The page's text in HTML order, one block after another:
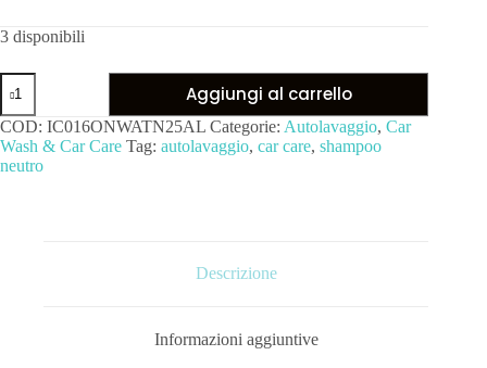
3 disponibili
Aggiungi al carrello
COD: IC016ONWATN25AL Categorie: Autolavaggio, Car
Wash & Car Care Tag: autolavaggio, car care, shampoo
neutro
Descrizione
Informazioni aggiuntive